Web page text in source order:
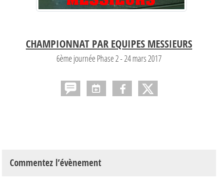
CHAMPIONNAT PAR EQUIPES MESSIEURS
6ème journée Phase 2 - 24 mars 2017
Commentez l’évènement